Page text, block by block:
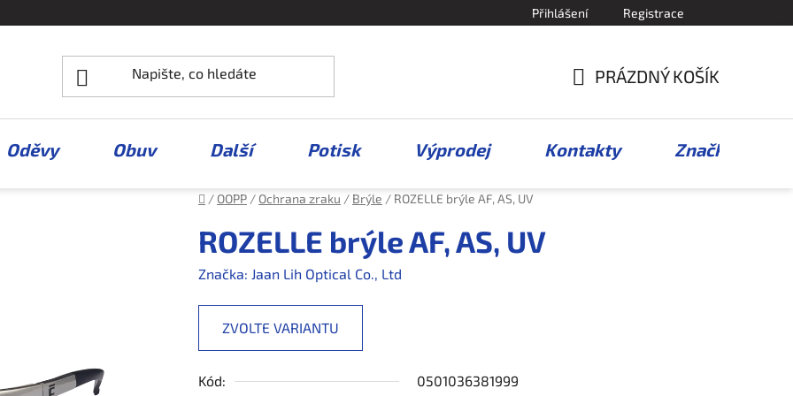
Přihlášení Registrace
KOŠÍK
PRÁZDNÝ KOŠÍK
Oděvy Obuv Další Potisk Výprodej Kontakty Značky
Domů
/ OOPP / Ochrana zraku / Brýle / ROZELLE brýle AF, AS, UV
ROZELLE brýle AF, AS, UV
Značka: Jaan Lih Optical Co., Ltd
ZVOLTE VARIANTU
Kód: 0501036381999